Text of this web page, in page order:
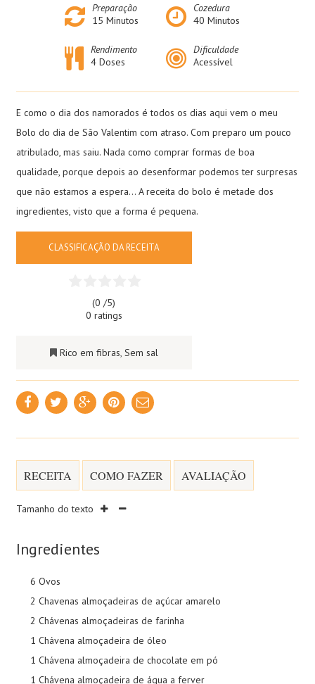
Preparação
15 Minutos
Cozedura
40 Minutos
Rendimento
4 Doses
Dificuldade
Acessível
E como o dia dos namorados é todos os dias aqui vem o meu
Bolo do dia de São Valentim com atraso. Com preparo um pouco
atribulado, mas saiu. Nada como comprar formas de boa
qualidade, porque depois ao desenformar podemos ter surpresas
que não estamos a espera… A receita do bolo é metade dos
ingredientes, visto que a forma é pequena.
CLASSIFICAÇÃO DA RECEITA
(0 /5)
0 ratings
Rico em fibras, Sem sal
RECEITA COMO FAZER AVALIAÇÃO
Tamanho do texto
Ingredientes
6 Ovos
2 Chavenas almoçadeiras de açúcar amarelo
2 Chávenas almoçadeiras de farinha
1 Chávena almoçadeira de óleo
1 Chávena almoçadeira de chocolate em pó
1 Chávena almoçadeira de água a ferver